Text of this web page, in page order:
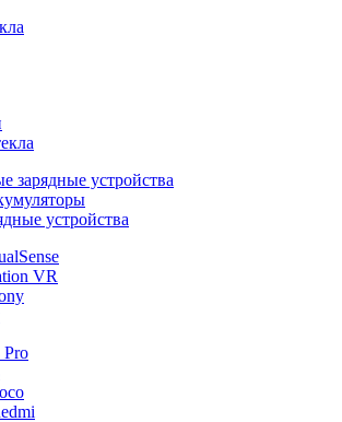
зарядные устройства
устройства
VR
Pro